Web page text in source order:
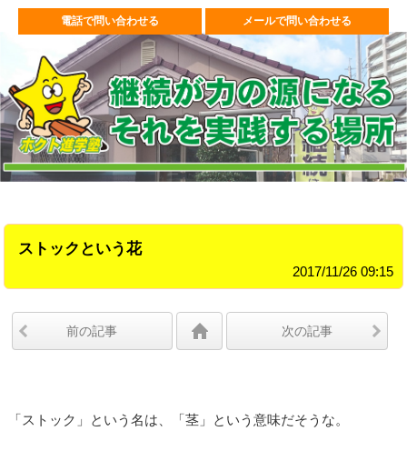
電話で問い合わせる メールで問い合わせる
ストックという花
2017/11/26 09:15
前の記事 次の記事
「ストック」という名は、「茎」という意味だそうな。